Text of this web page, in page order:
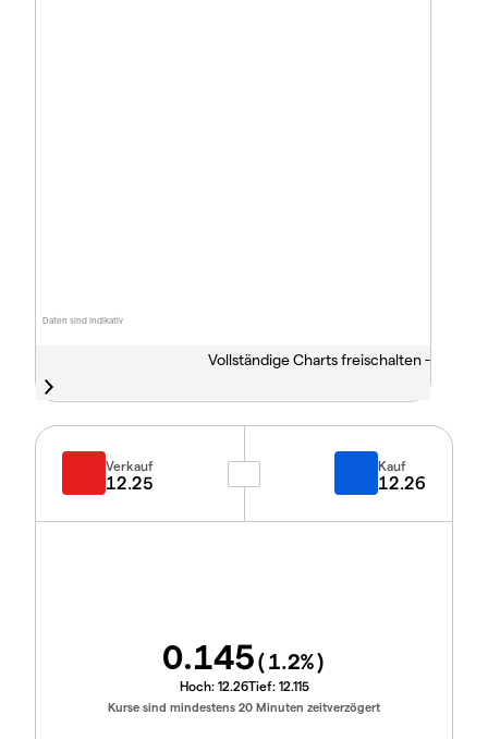
Daten sind indikativ
Vollständige Charts freischalten -
Verkauf
12.25
Kauf
12.26
0.145(1.2%)
Hoch: 12.26Tief: 12.115
Kurse sind mindestens 20 Minuten zeitverzögert